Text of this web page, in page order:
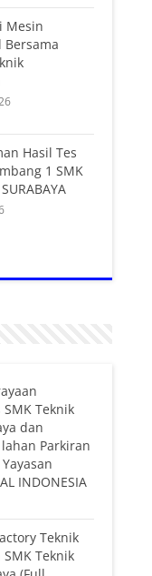
Mesin
Bersama
Hasil Tes
1 SMK
Teknik
dan
Parkiran
INDONESIA
Teknik
Teknik